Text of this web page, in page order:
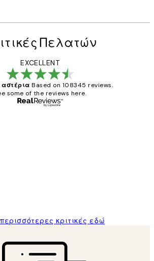
Πελατών
EXCELLENT
Based on 108345 reviews.
some of the reviews here.
κριτικές εδώ